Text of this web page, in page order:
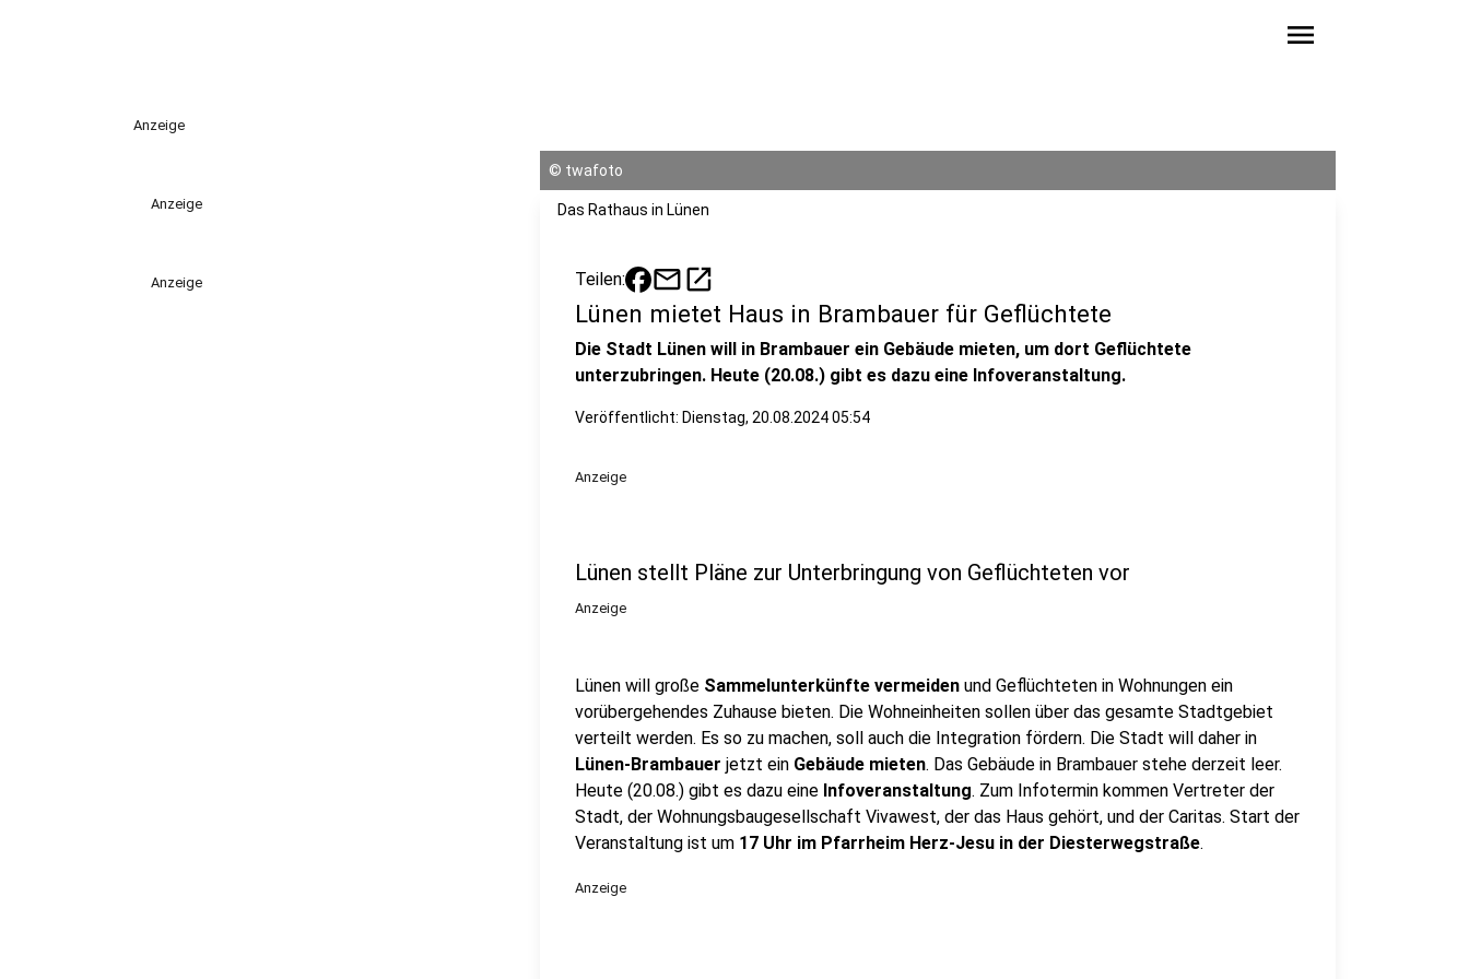
menu
Anzeige
Anzeige
Anzeige
© twafoto
Das Rathaus in Lünen
Teilen: mailopen_in_new
Lünen mietet Haus in Brambauer für Geflüchtete
Die Stadt Lünen will in Brambauer ein Gebäude mieten, um dort Geflüchtete
unterzubringen. Heute (20.08.) gibt es dazu eine Infoveranstaltung.
Veröffentlicht: Dienstag, 20.08.2024 05:54
Anzeige
Lünen stellt Pläne zur Unterbringung von Geflüchteten vor
Anzeige
Lünen will große Sammelunterkünfte vermeiden und Geflüchteten in Wohnungen ein
vorübergehendes Zuhause bieten. Die Wohneinheiten sollen über das gesamte Stadtgebiet
verteilt werden. Es so zu machen, soll auch die Integration fördern. Die Stadt will daher in
Lünen-Brambauer jetzt ein Gebäude mieten. Das Gebäude in Brambauer stehe derzeit leer.
Heute (20.08.) gibt es dazu eine Infoveranstaltung. Zum Infotermin kommen Vertreter der
Stadt, der Wohnungsbaugesellschaft Vivawest, der das Haus gehört, und der Caritas. Start der
Veranstaltung ist um 17 Uhr im Pfarrheim Herz-Jesu in der Diesterwegstraße.
Anzeige